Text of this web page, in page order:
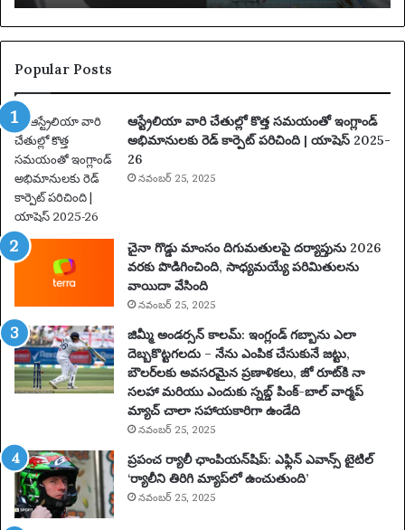
ర్
2
0
2
:
పూ
ర్తి
ప్ర
యా
ణం
,
న
గ
వే
ది
క
లు
యు
ము
ఖ్య
సం
ఘ
ది
Popular Posts
ఆస్ట్రేలియా వారి చేతుల్లో కొత్త సమయంతో ఇంగ్లాండ్
అభిమానులకు రెడ్ కార్పెట్ పరిచింది | యాషెస్ 2025-
26
నవంబర్ 25, 2025
చైనా గొడ్డు మాంసం దిగుమతులపై దర్యాప్తును 2026
వరకు పొడిగించింది, సాధ్యమయ్యే పరిమితులను
వాయిదా వేసింది
నవంబర్ 25, 2025
జిమ్మీ అండర్సన్ కాలమ్: ఇంగ్లండ్ గబ్బాను ఎలా
దెబ్బకొట్టగలదు – నేను ఎంపిక చేసుకునే జట్టు,
బౌలర్‌లకు అవసరమైన ప్రణాళికలు, జో రూట్‌కి నా
సలహా మరియు ఎందుకు స్నబ్డ్ పింక్-బాల్ వార్మప్
మ్యాచ్ చాలా సహాయకారిగా ఉండేది
నవంబర్ 25, 2025
ప్రపంచ ర్యాలీ ఛాంపియన్‌షిప్: ఎఫ్లిన్ ఎవాన్స్ టైటిల్
‘ర్యాలీని తిరిగి మ్యాప్‌లో ఉంచుతుంది’
నవంబర్ 25, 2025